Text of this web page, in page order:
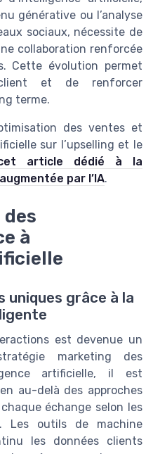
générative ou l’analyse
sociaux, nécessite de
collaboration renforcée
Cette évolution permet
client et de renforcer
terme.
des ventes et
sur l’upselling et le
article dédié à la
par l’IA.
à
uniques grâce à la
est devenue un
marketing des
artificielle, il est
au-delà des approches
échange selon les
Les outils de machine
les données clients